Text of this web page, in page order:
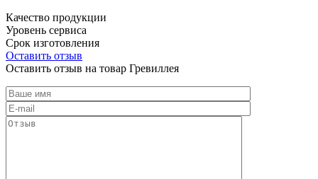
Качество продукции
Уровень сервиса
Срок изготовления
Оставить отзыв
Оставить отзыв на товар Гревиллея